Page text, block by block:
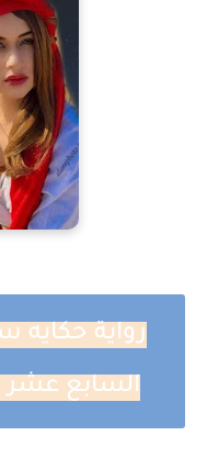
رواية
السابع عشر 17 بقلم احمد ابو زيد